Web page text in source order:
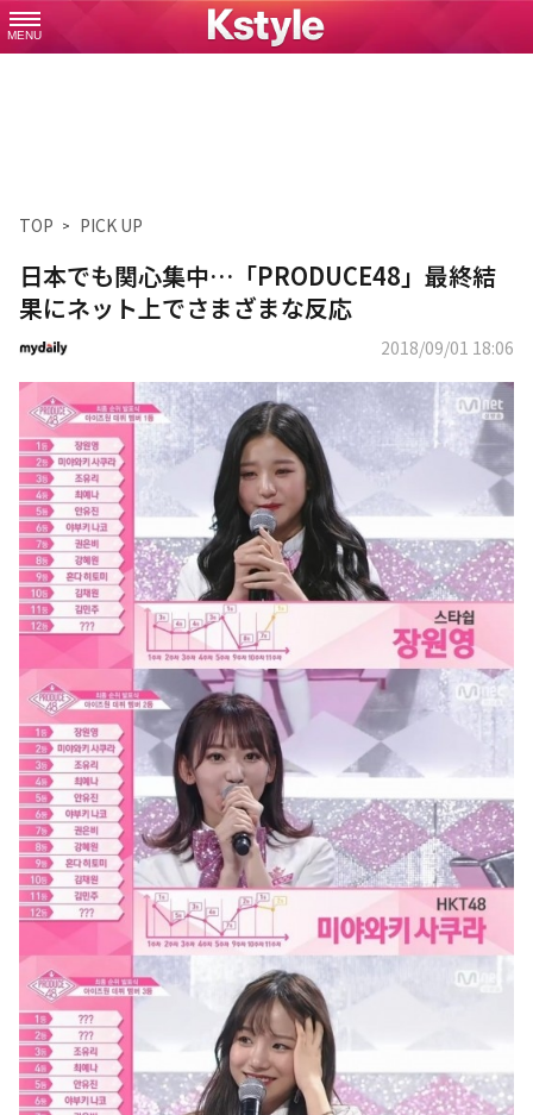
MENU
TOP PICK UP
日本でも関心集中…「PRODUCE48」最終結
果にネット上でさまざまな反応
2018/09/01 18:06